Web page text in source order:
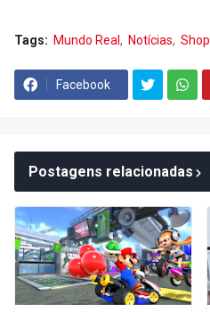
Tags: Mundo Real Notícias Shop
Facebook
Postagens relacionadas